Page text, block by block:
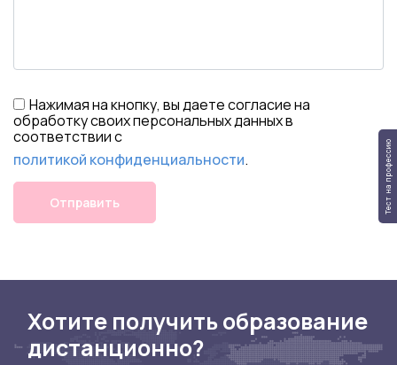
Нажимая на кнопку, вы даете согласие на
обработку своих персональных данных в
соответствии с
политикой конфиденциальности.
Отправить
Хотите получить образование
дистанционно?
Тест на профессию